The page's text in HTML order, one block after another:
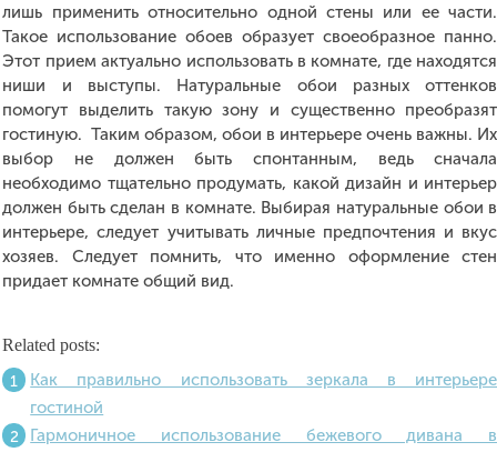
лишь применить относительно одной стены или ее части.
Такое использование обоев образует своеобразное панно.
Этот прием актуально использовать в комнате, где находятся
ниши и выступы. Натуральные обои разных оттенков
помогут выделить такую зону и существенно преобразят
гостиную. Таким образом, обои в интерьере очень важны. Их
выбор не должен быть спонтанным, ведь сначала
необходимо тщательно продумать, какой дизайн и интерьер
должен быть сделан в комнате. Выбирая натуральные обои в
интерьере, следует учитывать личные предпочтения и вкус
хозяев. Следует помнить, что именно оформление стен
придает комнате общий вид.
Related posts:
Как правильно использовать зеркала в интерьере
гостиной
Гармоничное использование бежевого дивана в